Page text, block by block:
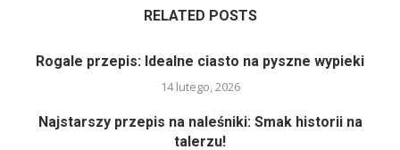
RELATED POSTS
Rogale przepis: Idealne ciasto na pyszne wypieki
14 lutego, 2026
Najstarszy przepis na naleśniki: Smak historii na
talerzu!